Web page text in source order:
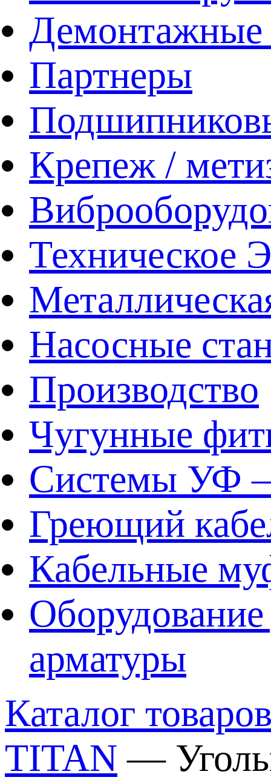
Демонтажные
Партнеры
Крепеж /
Техническое
Насосные
Производство
Чугунные
Системы УФ –
Греющий
Кабельные
арматуры
Каталог
ТITAN —